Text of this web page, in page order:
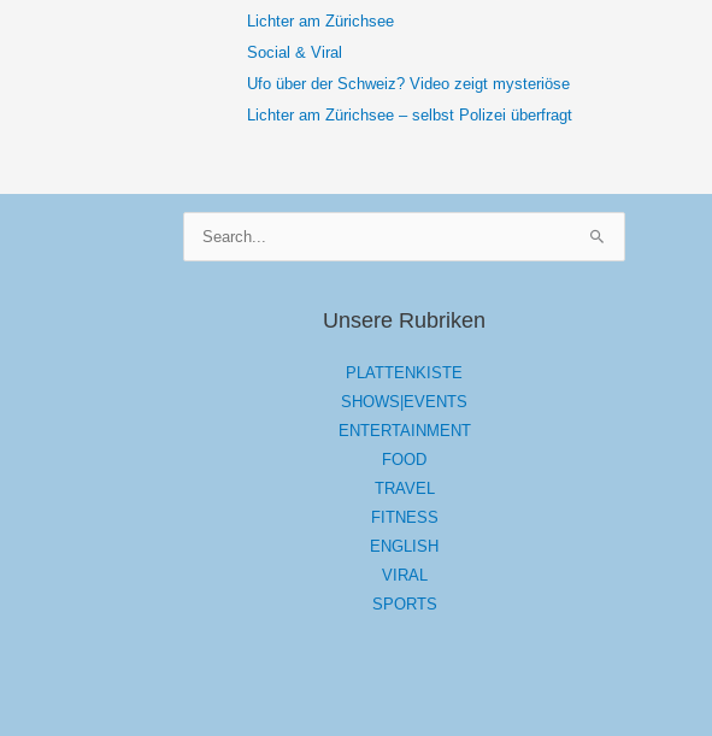
Social & Viral
Ufo über der Schweiz? Video zeigt mysteriöse
Lichter am Zürichsee – selbst Polizei überfragt
Unsere Rubriken
PLATTENKISTE
SHOWS|EVENTS
ENTERTAINMENT
FOOD
TRAVEL
FITNESS
ENGLISH
VIRAL
SPORTS